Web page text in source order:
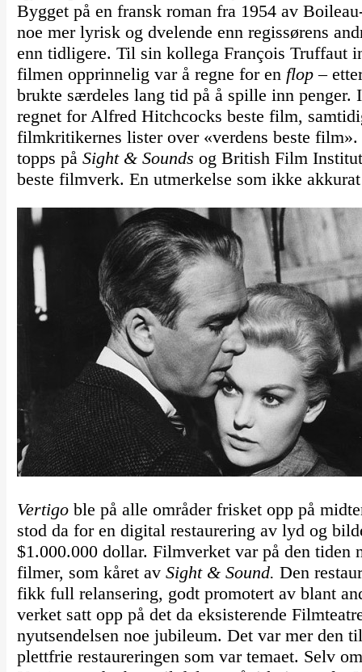
Bygget på en fransk roman fra 1954 av
noe mer lyrisk og dvelende enn regissørens
enn tidligere. Til sin kollega François Truffaut
filmen opprinnelig var å regne for en flop–
brukte særdeles lang tid på å spille inn
regnet for Alfred Hitchcocks beste film,
filmkritikernes lister over «verdens beste
topps på Sight & Sounds og British Film
beste filmverk. En utmerkelse som ikke
Vertigoble på alle områder frisket opp på
stod da for en digital restaurering av lyd og
$1.000.000 dollar. Filmverket var på den tiden
filmer, som kåret av Sight & Sound. Den
fikk full relansering, godt promotert av blant
verket satt opp på det da eksisterende
nyutsendelsen noe jubileum. Det var mer den
plettfrie restaureringen som var temaet. Selv